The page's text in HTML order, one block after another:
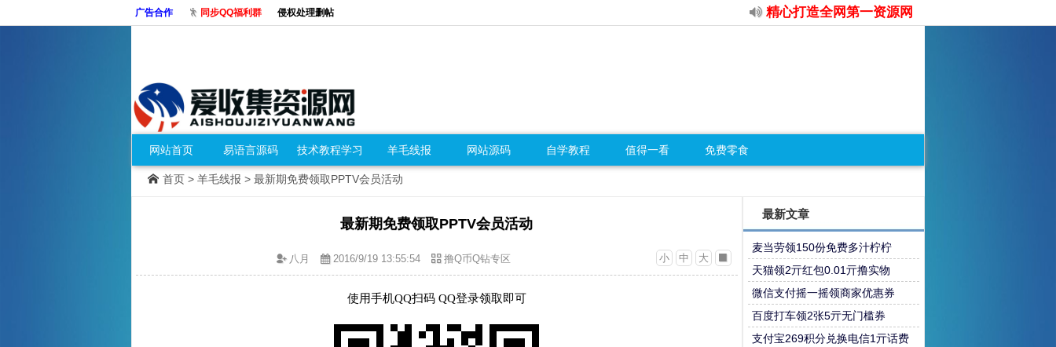
广告合作 同步QQ福利群 侵权处理删帖 精心打造全网第一资源网
网站首页 易语言源码 技术教程学习 羊毛线报 网站源码 自学教程 值得一看 免费零食
首页 > 羊毛线报 > 最新期免费领取PPTV会员活动
最新期免费领取PPTV会员活动
小 中 大
八月 2016/9/19 13:55:54 撸Q币Q钻专区
使用手机QQ扫码 QQ登录领取即可
最新文章
麦当劳领150份免费多汁柠柠
天猫领2亓红包0.01亓撸实物
微信支付摇一摇领商家优惠券
百度打车领2张5亓无门槛券
支付宝269积分兑换电信1亓话费